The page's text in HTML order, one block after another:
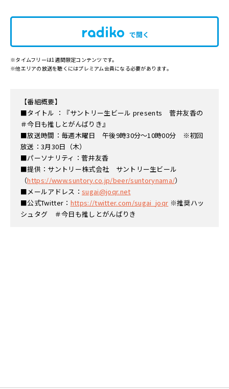
で開く
※タイムフリーは1週間限定コンテンツです。
※他エリアの放送を聴くにはプレミアム会員になる必要があります。
【番組概要】
■タイトル ：『サントリー生ビール presents 菅井友香の
＃今日も推しとがんばりき』
■放送時間：毎週木曜日 午後9時30分～10時00分 ※初回
放送：3月30日（木）
■パーソナリティ：菅井友香
■提供：サントリー株式会社 サントリー生ビール
（https://www.suntory.co.jp/beer/suntorynama/）
■メールアドレス： sugai@joqr.net
■公式Twitter： https://twitter.com/sugai_joqr ※推奨ハッ
シュタグ ＃今日も推しとがんばりき